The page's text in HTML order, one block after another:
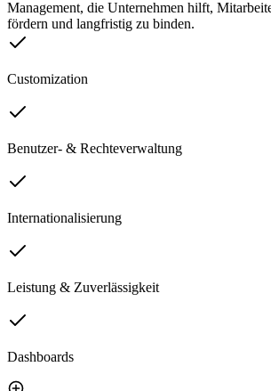
Management, die Unternehmen hilft,
fördern und langfristig zu binden.
Customization
Benutzer- & Rechteverwaltung
Internationalisierung
Leistung & Zuverlässigkeit
Dashboards